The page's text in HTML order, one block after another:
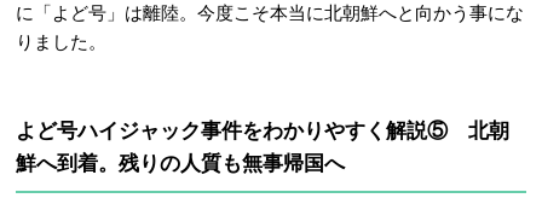
に「よど号」は離陸。今度こそ本当に北朝鮮へと向かう事にな
りました。
よど号ハイジャック事件をわかりやすく解説⑤ 北朝
鮮へ到着。残りの人質も無事帰国へ